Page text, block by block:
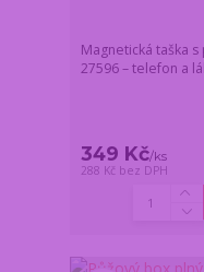
Magnetická taška
27596 – telefon a
349 Kč/ks
288 Kč bez DPH